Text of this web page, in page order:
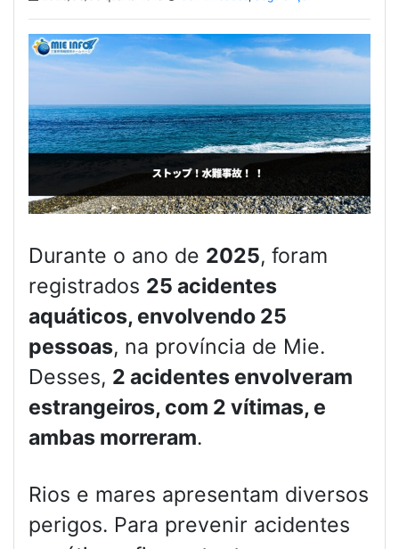
Durante o ano de 2025, foram
registrados 25 acidentes
aquáticos, envolvendo 25
pessoas, na província de Mie.
Desses, 2 acidentes envolveram
estrangeiros, com 2 vítimas, e
ambas morreram.
Rios e mares apresentam diversos
perigos. Para prevenir acidentes